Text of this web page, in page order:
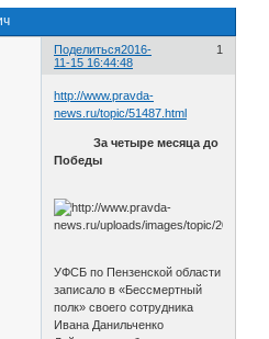
Поделиться 1
2016-
11-15 16:44:48
http://www.pravda-
news.ru/topic/51487.html
За четыре месяца до
Победы
УФСБ по Пензенской области
записало в «Бессмертный
полк» своего сотрудника
Ивана Данильченко